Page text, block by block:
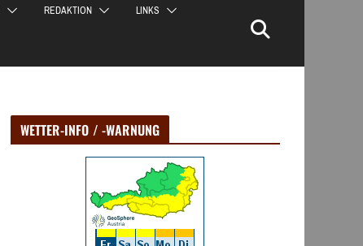
REDAKTION LINKS
WETTER-INFO / -WARNUNG